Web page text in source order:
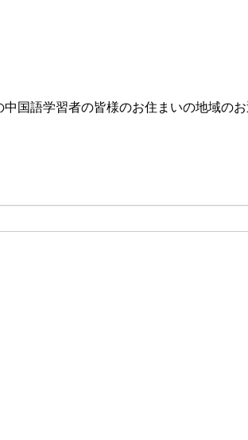
国語学習者の皆様のお住まいの地域の